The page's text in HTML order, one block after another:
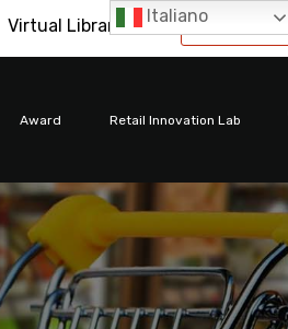
International
Virtual Library
Award Retail Innovation Lab
Italiano